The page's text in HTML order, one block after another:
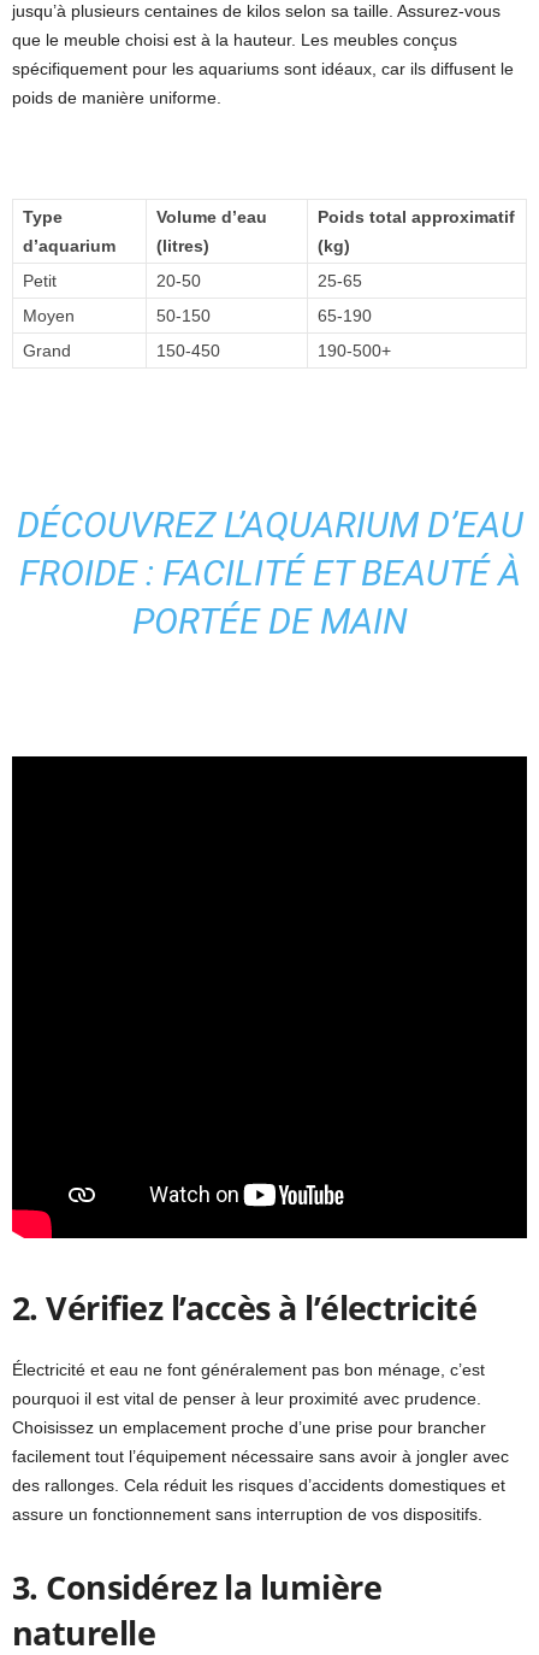
jusqu’à plusieurs centaines de kilos selon sa taille. Assurez-vous
que le meuble choisi est à la hauteur. Les meubles conçus
spécifiquement pour les aquariums sont idéaux, car ils diffusent le
poids de manière uniforme.
Type
d’aquarium
Volume d’eau
(litres)
Poids total approximatif
(kg)
Petit
20-50
25-65
Moyen
50-150
65-190
Grand
150-450 190-500+
DÉCOUVREZ L’AQUARIUM D’EAU
FROIDE : FACILITÉ ET BEAUTÉ À
PORTÉE DE MAIN
2. Vérifiez l’accès à l’électricité
Électricité et eau ne font généralement pas bon ménage, c’est
pourquoi il est vital de penser à leur proximité avec prudence.
Choisissez un emplacement proche d’une prise pour brancher
facilement tout l’équipement nécessaire sans avoir à jongler avec
des rallonges. Cela réduit les risques d’accidents domestiques et
assure un fonctionnement sans interruption de vos dispositifs.
3. Considérez la lumière
naturelle